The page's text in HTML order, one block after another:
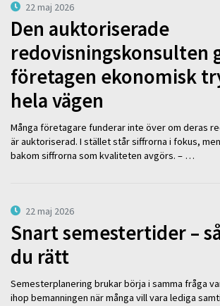
22 maj 2026
Den auktoriserade
redovisningskonsulten
företagen ekonomisk
hela vägen
Många företagare funderar inte över om deras
är auktoriserad. I stället står siffrorna i fokus,
bakom siffrorna som kvaliteten avgörs. – …
22 maj 2026
Snart semestertider –
du rätt
Semesterplanering brukar börja i samma fråga
ihop bemanningen när många vill vara lediga